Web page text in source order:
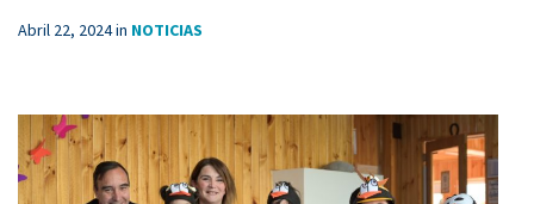
Abril 22, 2024in NOTICIAS